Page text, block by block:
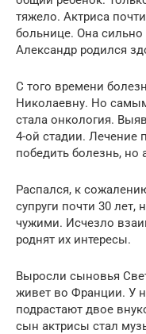
тяжело. Актриса
больнице. Она
Александр родился
С того времени
Николаевну. Но
стала онкология.
4-ой стадии. Лечение
победить болезнь, но
Распался, к
супруги почти 30 лет,
чужими. Исчезло
роднят их интересы.
Выросли сыновья
живет во Франции. У
подрастают двое
сын актрисы стал